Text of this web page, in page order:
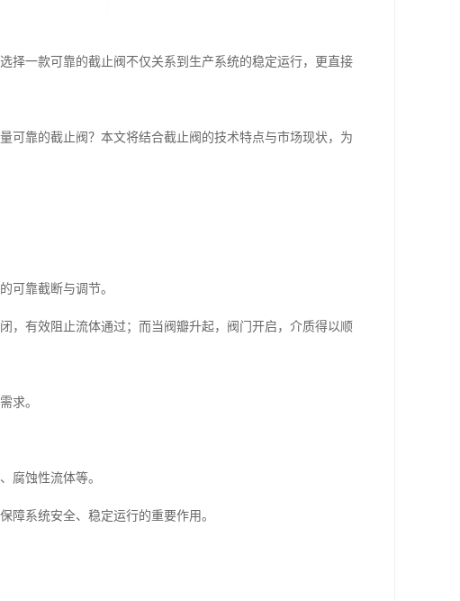
择一款可靠的截止阀不仅关系到生产系统的稳定运行，更直接
可靠的截止阀？本文将结合截止阀的技术特点与市场现状，为
可靠截断与调节。
，有效阻止流体通过；而当阀瓣升起，阀门开启，介质得以顺
求。
腐蚀性流体等。
障系统安全、稳定运行的重要作用。